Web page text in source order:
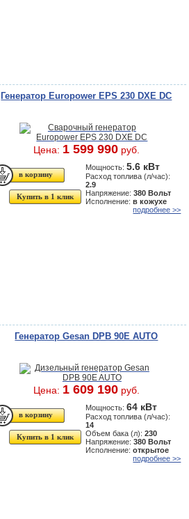
Генератор Europower EPS 230 DXE DC
Цена: 1 599 990руб.
Купить в 1 клик
Мощность:5.6 кВт
Расход топлива (л/час):
2.9
Напряжение:380 Вольт
Исполнение:в кожухе
подробнее >>
Генератор Gesan DPB 90E AUTO
Цена: 1 609 190руб.
Купить в 1 клик
Мощность:64 кВт
Расход топлива (л/час):
14
Объем бака (л):230
Напряжение:380 Вольт
Исполнение:открытое
подробнее >>